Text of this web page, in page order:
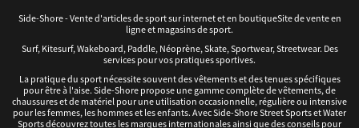
Side-Shore - Vente d'articles de sport sur internet et en boutiqueSite de vente en
ligne et magasins de sport.
Surf, Kitesurf, Wakeboard, Paddle, Néoprène, Skate, Sportwear, Streetwear. Des
services pour vos pratiques sportives.
La pratique du sport nécessite souvent des vêtements et des tenues spécifiques
pour être à l'aise. Side-Shore propose une gamme complète de vêtements, de
chaussures et de matériel pour une utilisation occasionnelle, régulière ou intensive
pour les femmes, les hommes et les enfants. Avec Side-Shore Street Sports et Water
Sports découvrez toutes les marques internationales ainsi que des conseils pour